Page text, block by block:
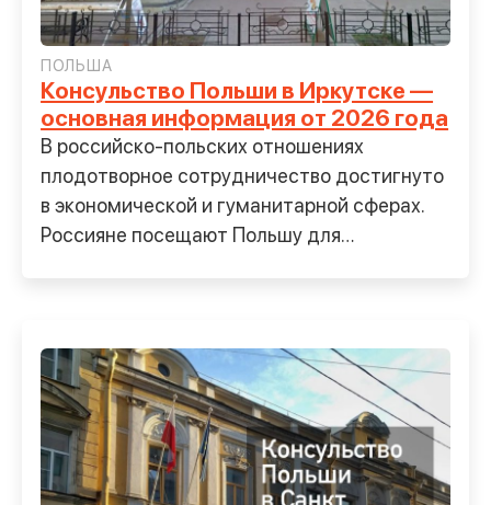
ПОЛЬША
Консульство Польши в Иркутске —
основная информация от 2026 года
В российско-польских отношениях
плодотворное сотрудничество достигнуто
в экономической и гуманитарной сферах.
Россияне посещают Польшу для